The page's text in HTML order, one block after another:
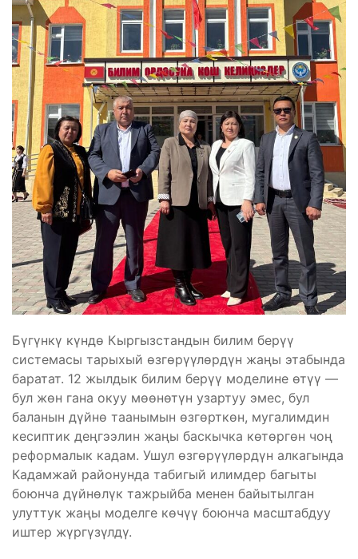
Бүгүнкү күндө Кыргызстандын билим берүү
системасы тарыхый өзгөрүүлөрдүн жаңы этабында
баратат. 12 жылдык билим берүү моделине өтүү —
бул жөн гана окуу мөөнөтүн узартуу эмес, бул
баланын дүйнө таанымын өзгөрткөн, мугалимдин
кесиптик деңгээлин жаңы баскычка көтөргөн чоң
реформалык кадам. Ушул өзгөрүүлөрдүн алкагында
Кадамжай районунда табигый илимдер багыты
боюнча дүйнөлүк тажрыйба менен байытылган
улуттук жаңы моделге көчүү боюнча масштабдуу
иштер жүргүзүлдү.